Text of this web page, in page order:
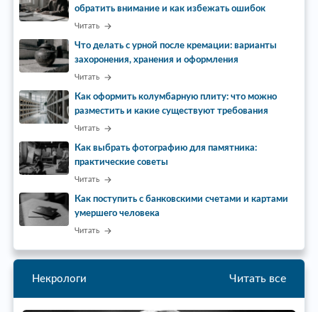
обратить внимание и как избежать ошибок
Читать
Что делать с урной после кремации: варианты
захоронения, хранения и оформления
Читать
Как оформить колумбарную плиту: что можно
разместить и какие существуют требования
Читать
Как выбрать фотографию для памятника:
практические советы
Читать
Как поступить с банковскими счетами и картами
умершего человека
Читать
Некрологи Читать все